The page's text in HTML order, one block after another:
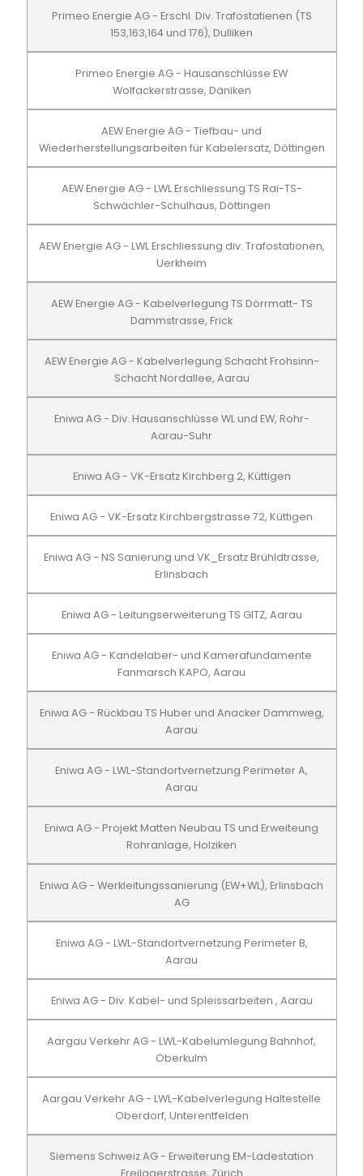
Primeo Energie AG - Erschl. Div. Trafostatienen (TS
153,163,164 und 176), Dulliken
Primeo Energie AG - Hausanschlüsse EW
Wolfackerstrasse, Däniken
AEW Energie AG - Tiefbau- und
Wiederherstellungsarbeiten für Kabelersatz, Döttingen
AEW Energie AG - LWL Erschliessung TS Rai-TS-
Schwächler-Schulhaus, Döttingen
AEW Energie AG - LWL Erschliessung div. Trafostationen,
Uerkheim
AEW Energie AG - Kabelverlegung TS Dörrmatt- TS
Dammstrasse, Frick
AEW Energie AG - Kabelverlegung Schacht Frohsinn-
Schacht Nordallee, Aarau
Eniwa AG - Div. Hausanschlüsse WL und EW, Rohr-
Aarau-Suhr
Eniwa AG - VK-Ersatz Kirchberg 2, Küttigen
Eniwa AG - VK-Ersatz Kirchbergstrasse 72, Küttigen
Eniwa AG - NS Sanierung und VK_Ersatz Brühldtrasse,
Erlinsbach
Eniwa AG - Leitungserweiterung TS GITZ, Aarau
Eniwa AG - Kandelaber- und Kamerafundamente
Fanmarsch KAPO, Aarau
Eniwa AG - Rückbau TS Huber und Anacker Dammweg,
Aarau
Eniwa AG - LWL-Standortvernetzung Perimeter A,
Aarau
Eniwa AG - Projekt Matten Neubau TS und Erweiteung
Rohranlage, Holziken
Eniwa AG - Werkleitungssanierung (EW+WL), Erlinsbach
AG
Eniwa AG - LWL-Standortvernetzung Perimeter B,
Aarau
Eniwa AG - Div. Kabel- und Spleissarbeiten , Aarau
Aargau Verkehr AG - LWL-Kabelumlegung Bahnhof,
Oberkulm
Aargau Verkehr AG - LWL-Kabelverlegung Haltestelle
Oberdorf, Unterentfelden
Siemens Schweiz AG - Erweiterung EM-Ladestation
Freilagerstrasse, Zürich